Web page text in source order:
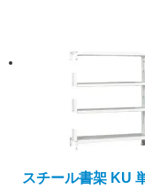
スチール書架 KU